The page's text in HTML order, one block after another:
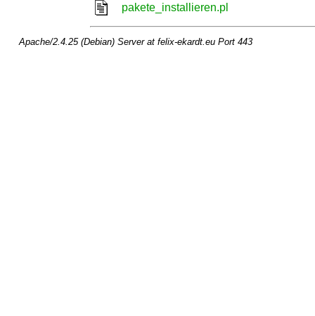
pakete_installieren.pl
Apache/2.4.25 (Debian) Server at felix-ekardt.eu Port 443